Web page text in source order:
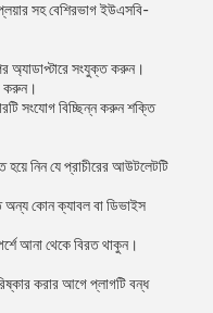
সহ বেশিরভাগ ইউএসবি-
অ্যাডাপ্টারে সংযুক্ত করুন।
করুন।
সংযোগ বিচ্ছিন্ন করুন শক্তি
হয়ে নিন যে প্রাচীরের আউটলেটটি
অন্য কোন ক্যাবল বা ডিভাইস
আনা থেকে বিরত থাকুন।
করার আগে প্লাগটি বন্ধ